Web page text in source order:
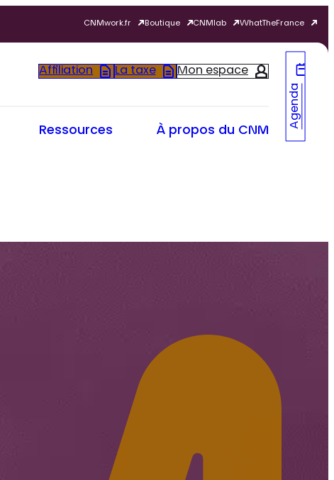
CNMwork.fr Boutique CNMlab WhatTheFrance
Affiliation La taxe Mon espace
Ressources À propos du CNM
Agenda